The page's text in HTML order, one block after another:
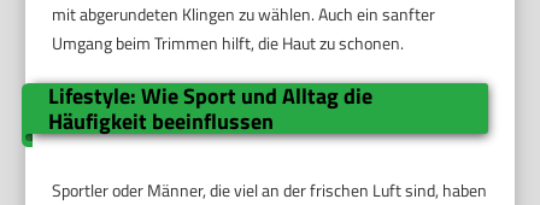
mit abgerundeten Klingen zu wählen. Auch ein sanfter
Umgang beim Trimmen hilft, die Haut zu schonen.
Lifestyle: Wie Sport und Alltag die
Häufigkeit beeinflussen
Sportler oder Männer, die viel an der frischen Luft sind, haben